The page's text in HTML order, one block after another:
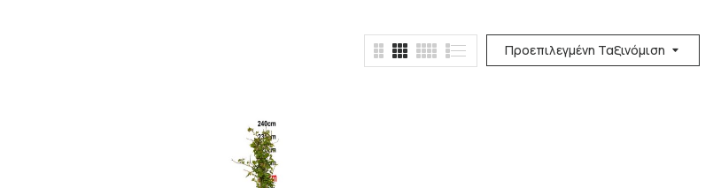
Προεπιλεγμένη Ταξινόμιση